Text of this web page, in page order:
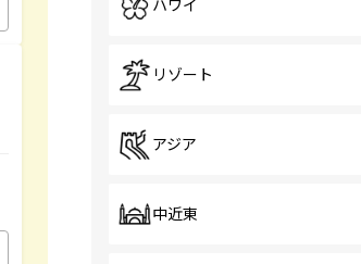
ハワイ
リゾート
アジア
中近東